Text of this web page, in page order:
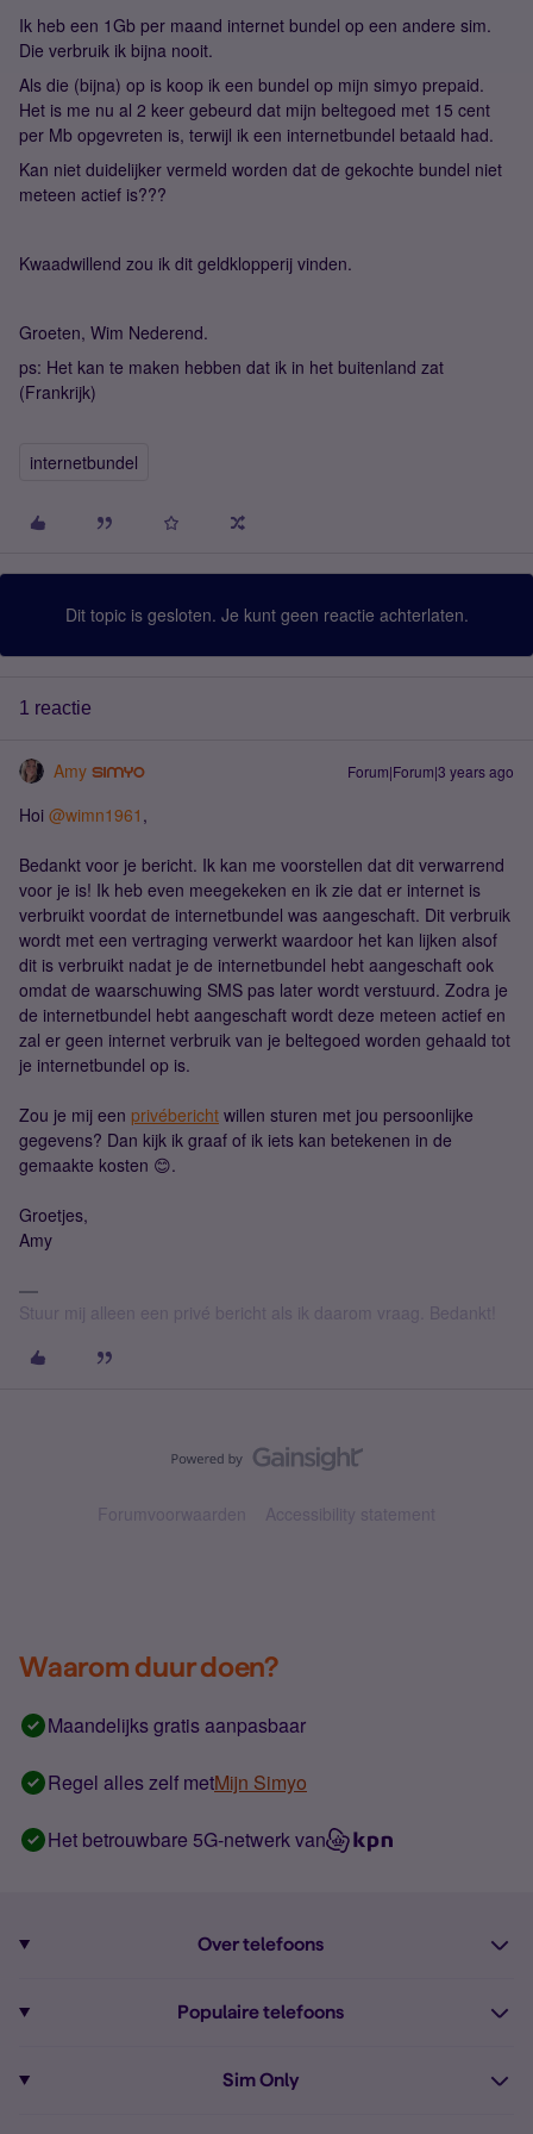
Ik heb een 1Gb per maand internet bundel op een andere sim.
Die verbruik ik bijna nooit.
Als die (bijna) op is koop ik een bundel op mijn simyo prepaid.
Het is me nu al 2 keer gebeurd dat mijn beltegoed met 15 cent
per Mb opgevreten is, terwijl ik een internetbundel betaald had.
Kan niet duidelijker vermeld worden dat de gekochte bundel niet
meteen actief is???
Kwaadwillend zou ik dit geldklopperij vinden.
Groeten, Wim Nederend.
ps: Het kan te maken hebben dat ik in het buitenland zat
(Frankrijk)
internetbundel
Dit topic is gesloten. Je kunt geen reactie achterlaten.
1 reactie
Amy Forum|Forum|3 years ago
Hoi @wimn1961 ,
Bedankt voor je bericht. Ik kan me voorstellen dat dit verwarrend
voor je is! Ik heb even meegekeken en ik zie dat er internet is
verbruikt voordat de internetbundel was aangeschaft. Dit verbruik
wordt met een vertraging verwerkt waardoor het kan lijken alsof
dit is verbruikt nadat je de internetbundel hebt aangeschaft ook
omdat de waarschuwing SMS pas later wordt verstuurd. Zodra je
de internetbundel hebt aangeschaft wordt deze meteen actief en
zal er geen internet verbruik van je beltegoed worden gehaald tot
je internetbundel op is.
Zou je mij een privébericht willen sturen met jou persoonlijke
gegevens? Dan kijk ik graaf of ik iets kan betekenen in de
gemaakte kosten 😊.
Groetjes,
Amy
Stuur mij alleen een privé bericht als ik daarom vraag. Bedankt!
Forumvoorwaarden Accessibility statement
Waarom duur doen?
Maandelijks gratis aanpasbaar
Regel alles zelf metMijn Simyo
Het betrouwbare 5G-netwerk van
Over telefoons
Alle telefoons
Populaire telefoons
Sim Only